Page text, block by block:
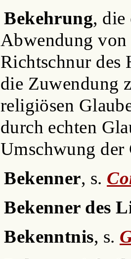
Bekehrung, die
Abwendung
Richtschnur des
die Zuwendung
religiösen
durch echten
Umschwung der
Bekenner, s.
Bekenner des
Bekenntnis, s.